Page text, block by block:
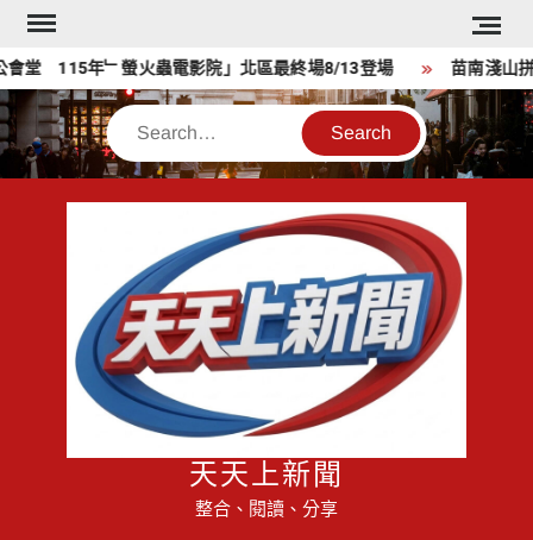
Skip
content
堂 115年﹂螢火蟲電影院」北區最終場8/13登場 苗南淺山
Search
天天上新聞
整合、閱讀、分享